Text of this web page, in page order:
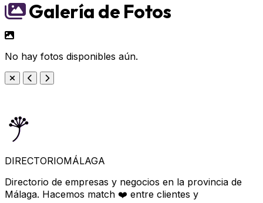
Galería de Fotos
No hay fotos disponibles aún.
DIRECTORIOMÁLAGA
Directorio de empresas y negocios en la provincia de
Málaga. Hacemos match ❤️ entre clientes y